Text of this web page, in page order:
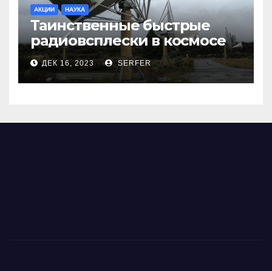
АКЦИИ НАУКА
Таинственные быстрые
радиовсплески в космосе
сделались все более
странными
ДЕК 16, 2023 SERFER